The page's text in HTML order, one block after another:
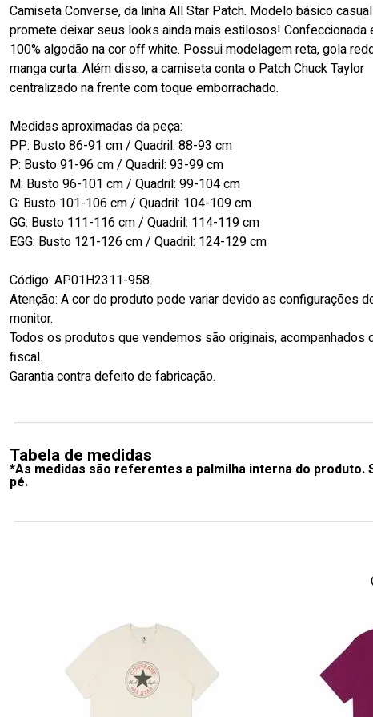
Camiseta Converse, da linha All Star Patch. Modelo básico
promete deixar seus looks ainda mais estilosos! Confeccionada
100% algodão na cor off white. Possui modelagem reta, gola
manga curta. Além disso, a camiseta conta o Patch Chuck Taylor
centralizado na frente com toque emborrachado.
Medidas aproximadas da peça:
PP: Busto 86-91 cm / Quadril: 88-93 cm
P: Busto 91-96 cm / Quadril: 93-99 cm
M: Busto 96-101 cm / Quadril: 99-104 cm
G: Busto 101-106 cm / Quadril: 104-109 cm
GG: Busto 111-116 cm / Quadril: 114-119 cm
EGG: Busto 121-126 cm / Quadril: 124-129 cm
Código: AP01H2311-958.
Atenção: A cor do produto pode variar devido as configurações
monitor.
Todos os produtos que vendemos são originais, acompanhados
fiscal.
Garantia contra defeito de fabricação.
Tabela de medidas
*As medidas são referentes a palmilha interna do produto.
pé.